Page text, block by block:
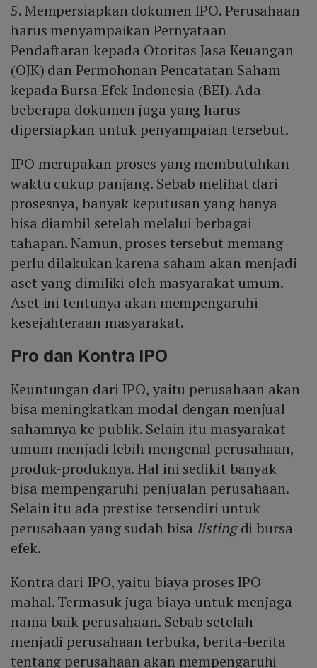
5. Mempersiapkan dokumen IPO. Perusahaan
harus menyampaikan Pernyataan
Pendaftaran kepada Otoritas Jasa Keuangan
(OJK) dan Permohonan Pencatatan Saham
kepada Bursa Efek Indonesia (BEI). Ada
beberapa dokumen juga yang harus
dipersiapkan untuk penyampaian tersebut.
IPO merupakan proses yang membutuhkan
waktu cukup panjang. Sebab melihat dari
prosesnya, banyak keputusan yang hanya
bisa diambil setelah melalui berbagai
tahapan. Namun, proses tersebut memang
perlu dilakukan karena saham akan menjadi
aset yang dimiliki oleh masyarakat umum.
Aset ini tentunya akan mempengaruhi
kesejahteraan masyarakat.
Pro dan Kontra IPO
Keuntungan dari IPO, yaitu perusahaan akan
bisa meningkatkan modal dengan menjual
sahamnya ke publik. Selain itu masyarakat
umum menjadi lebih mengenal perusahaan,
produk-produknya. Hal ini sedikit banyak
bisa mempengaruhi penjualan perusahaan.
Selain itu ada prestise tersendiri untuk
perusahaan yang sudah bisa listingdi bursa
efek.
Kontra dari IPO, yaitu biaya proses IPO
mahal. Termasuk juga biaya untuk menjaga
nama baik perusahaan. Sebab setelah
menjadi perusahaan terbuka, berita-berita
tentang perusahaan akan mempengaruhi